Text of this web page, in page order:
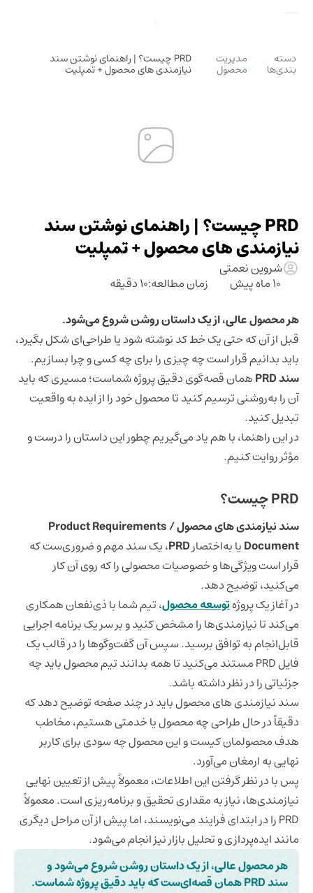
دسته
بندی‌ها
مدیریت
محصول
PRD چیست؟ | راهنمای نوشتن سند
نیازمندی های محصول + تمپلیت
PRD چیست؟ | راهنمای نوشتن سند
نیازمندی های محصول + تمپلیت
شروین نعمتی
10 ماه پیش زمان مطالعه:10 دقیقه
هر محصول عالی، از یک داستان روشن شروع می‌شود.
قبل از آن که حتی یک خط کد نوشته شود یا طراحی‌ای شکل بگیرد،
باید بدانیم قرار است چه چیزی را برای چه کسی و چرا بسازیم.
سند PRD
همان قصه‌گوی دقیق پروژه شماست؛ مسیری که باید
آن را به‌روشنی ترسیم کنید تا محصول خود را از ایده به واقعیت
تبدیل کنید.
در این راهنما، با هم یاد می‌گیریم چطور این داستان را درست و
مؤثر روایت کنیم.
PRD چیست؟
سند نیازمندی های محصول / Product Requirements
Documentیا به‌اختصارPRD، یک سند مهم و ضروری‌ست که
قرار است ویژگی‌ها و خصوصیات محصولی را که روی آن کار
می‌کنید، توضیح دهد.
در آغاز یک پروژهتوسعه محصول، تیم شما با ذی‌نفعان همکاری
می‌کند تا نیازمندی‌ها را مشخص کنید و بر سر یک برنامه اجرایی
قابل‌انجام به توافق برسید. سپس آن گفت‌وگوها را در قالب یک
فایل PRD مستند می‌کنید تا همه بدانند تیم محصول باید چه
جزئیاتی را در نظر داشته باشد.
سند نیازمندی های محصول باید در چند صفحه توضیح دهد که
دقیقاً در حال طراحی چه محصول یا خدمتی هستیم، مخاطب
هدف محصولمان کیست و این محصول چه سودی برای کاربر
نهایی به ارمغان می‌آورد.
پس با در نظر گرفتن این اطلاعات، معمولاً پیش از تعیین نهایی
نیازمندی‌ها، نیاز به مقداری تحقیق و برنامه‌ریزی است. معمولاً
PRD را در ابتدای فرایند می‌نویسند، اما پیش از آن مراحل دیگری
مانند ایده‌پردازی و تحلیل بازار نیز انجام می‌شود.
هر محصول عالی، از یک داستان روشن شروع می‌شود و
سند PRD همان قصه‌‌ای‌ست که باید دقیق پروژه شماست.